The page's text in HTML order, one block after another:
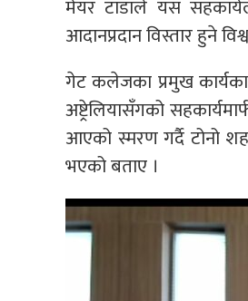
मेयर टाडाले यस
आदानप्रदान विस्तार हुने
गेट कलेजका प्रमुख
अष्ट्रेलियासँगको
आएको स्मरण गर्दै टोनो
भएको बताए ।